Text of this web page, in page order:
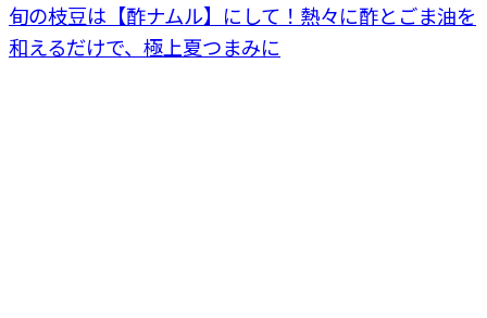
旬の枝豆は【酢ナムル】にして！熱々に酢とごま油を
和えるだけで、極上夏つまみに